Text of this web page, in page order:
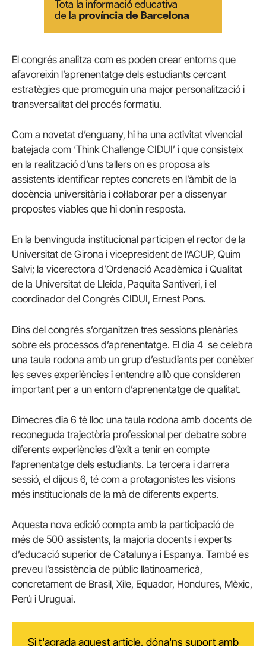
El congrés analitza com es poden crear entorns que
afavoreixin l’aprenentatge dels estudiants cercant
estratègies que promoguin una major personalització i
transversalitat del procés formatiu.
Com a novetat d’enguany, hi ha una activitat vivencial
batejada com ‘Think Challenge CIDUI’ i que consisteix
en la realització d’uns tallers on es proposa als
assistents identificar reptes concrets en l’àmbit de la
docència universitària i col·laborar per a dissenyar
propostes viables que hi donin resposta.
En la benvinguda institucional participen el rector de la
Universitat de Girona i vicepresident de l’ACUP, Quim
Salvi; la vicerectora d’Ordenació Acadèmica i Qualitat
de la Universitat de Lleida, Paquita Santiveri, i el
coordinador del Congrés CIDUI, Ernest Pons.
Dins del congrés s’organitzen tres sessions plenàries
sobre els processos d’aprenentatge. El dia 4 se celebra
una taula rodona amb un grup d’estudiants per conèixer
les seves experiències i entendre allò que consideren
important per a un entorn d’aprenentatge de qualitat.
Dimecres dia 6 té lloc una taula rodona amb docents de
reconeguda trajectòria professional per debatre sobre
diferents experiències d’èxit a tenir en compte
l’aprenentatge dels estudiants. La tercera i darrera
sessió, el dijous 6, té com a protagonistes les visions
més institucionals de la mà de diferents experts.
Aquesta nova edició compta amb la participació de
més de 500 assistents, la majoria docents i experts
d’educació superior de Catalunya i Espanya. També es
preveu l’assistència de públic llatinoamericà,
concretament de Brasil, Xile, Equador, Hondures, Mèxic,
Perú i Uruguai.
Si t'agrada aquest article, dóna'ns suport amb